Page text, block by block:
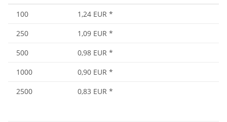
100 1,24 EUR *
250
1,09 EUR *
500
0,98 EUR *
1000
0,90 EUR *
2500
0,83 EUR *